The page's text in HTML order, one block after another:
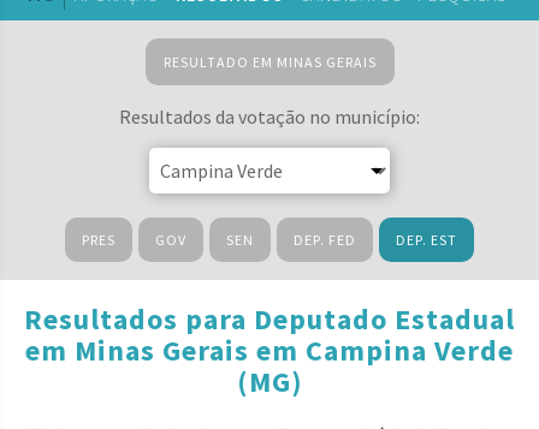
RESULTADO EM MINAS GERAIS
Resultados da votação no município:
PRES GOV SEN DEP. FED DEP. EST
Resultados para Deputado Estadual
em Minas Gerais em Campina Verde
(MG)